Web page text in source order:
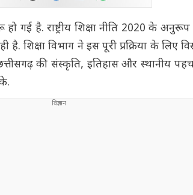
गई है. राष्ट्रीय शिक्षा नीति 2020 के
विभाग ने इस पूरी प्रक्रिया के लिए
की संस्कृति, इतिहास और स्थानीय